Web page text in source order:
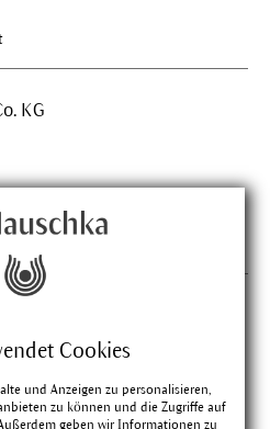
Cookies
und Anzeigen zu personalisieren,
zu können und die Zugriffe auf
geben wir Informationen zu
KG